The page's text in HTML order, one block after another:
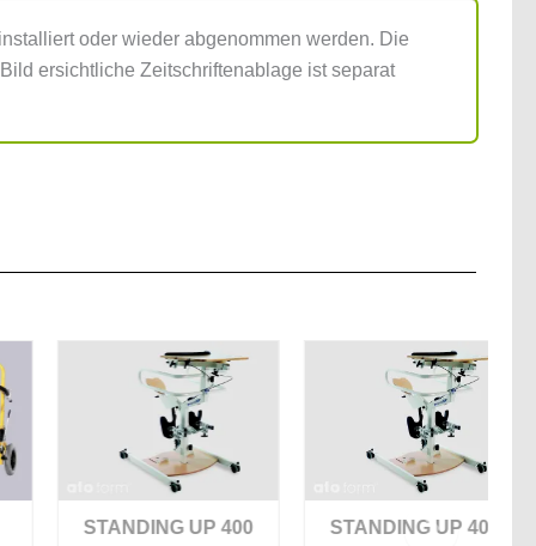
oder wieder abgenommen werden. Die
ersichtliche Zeitschriftenablage ist separat
STANDING UP 400
STANDING UP 400